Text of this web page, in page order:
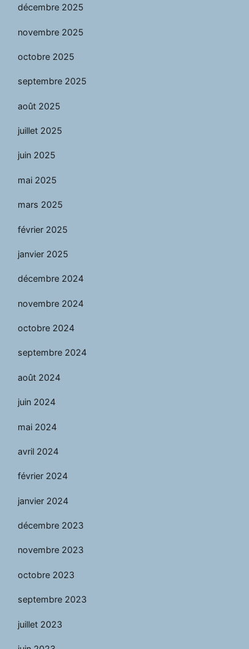
décembre 2025
novembre 2025
octobre 2025
septembre 2025
août 2025
juillet 2025
juin 2025
mai 2025
mars 2025
février 2025
janvier 2025
décembre 2024
novembre 2024
octobre 2024
septembre 2024
août 2024
juin 2024
mai 2024
avril 2024
février 2024
janvier 2024
décembre 2023
novembre 2023
octobre 2023
septembre 2023
juillet 2023